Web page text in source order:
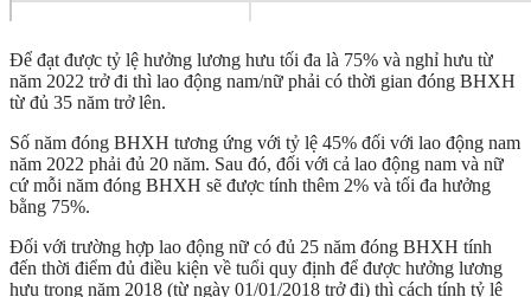
Để đạt được tỷ lệ hưởng lương hưu tối đa là 75% và nghỉ hưu từ
năm 2022 trở đi thì lao động nam/nữ phải có thời gian đóng BHXH
từ đủ 35 năm trở lên.
Số năm đóng BHXH tương ứng với tỷ lệ 45% đối với lao động nam
năm 2022 phải đủ 20 năm. Sau đó, đối với cả lao động nam và nữ
cứ mỗi năm đóng BHXH sẽ được tính thêm 2% và tối đa hưởng
bằng 75%.
Đối với trường hợp lao động nữ có đủ 25 năm đóng BHXH tính
đến thời điểm đủ điều kiện về tuổi quy định để được hưởng lương
hưu trong năm 2018 (từ ngày 01/01/2018 trở đi) thì cách tính tỷ lệ